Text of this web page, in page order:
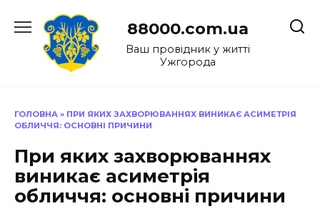
до
88000.com.ua
Ваш провідник у житті
Ужгорода
ГОЛОВНА » ПРИ ЯКИХ ЗАХВОРЮВАННЯХ ВИНИКАЄ АСИМЕТРІЯ
ОБЛИЧЧЯ: ОСНОВНІ ПРИЧИНИ
При яких захворюваннях
виникає асиметрія
обличчя: основні причини